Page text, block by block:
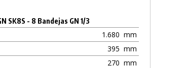
SK8S - 8 Bandejas GN 1/3
1.680 mm
395 mm
270 mm